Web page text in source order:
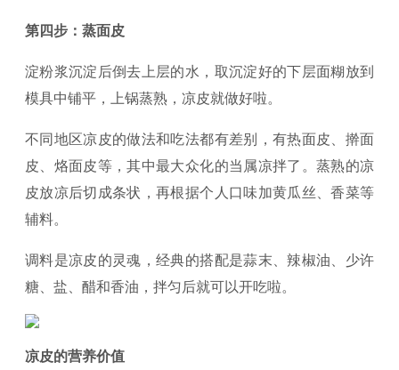
第四步：蒸面皮
淀粉浆沉淀后倒去上层的水，取沉淀好的下层面糊放到
模具中铺平，上锅蒸熟，凉皮就做好啦。
不同地区凉皮的做法和吃法都有差别，有热面皮、擀面
皮、烙面皮等，其中最大众化的当属凉拌了。蒸熟的凉
皮放凉后切成条状，再根据个人口味加黄瓜丝、香菜等
辅料。
调料是凉皮的灵魂，经典的搭配是蒜末、辣椒油、少许
糖、盐、醋和香油，拌匀后就可以开吃啦。
凉皮的营养价值